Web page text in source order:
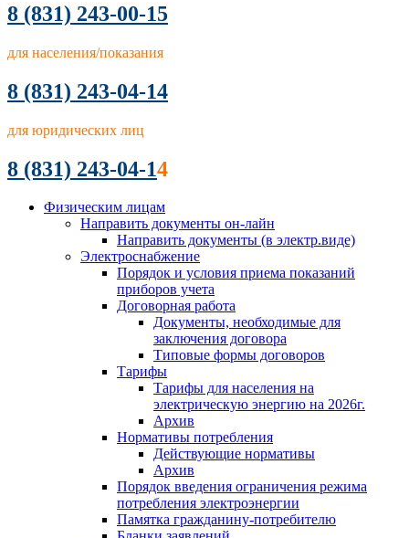
8 (831) 243-00-15
для населения/показания
8 (831) 243-04-14
для юридических лиц
8 (831) 243-04-14
Физическим лицам
Направить документы он-лайн
Направить документы (в электр.виде)
Электроснабжение
Порядок и условия приема показаний
приборов учета
Договорная работа
Документы, необходимые для
заключения договора
Типовые формы договоров
Тарифы
Тарифы для населения на
электрическую энергию на 2026г.
Архив
Нормативы потребления
Действующие нормативы
Архив
Порядок введения ограничения режима
потребления электроэнергии
Памятка гражданину-потребителю